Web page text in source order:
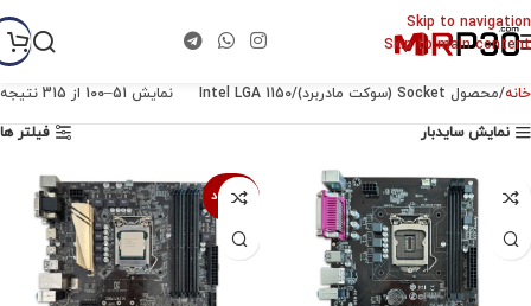
Skip to navigation
Skip to main content
خانه محصول Socket (سوکت مادربرد) Intel LGA 1150 نمایش 51–100 از 315 نتیجه
نمایش سایدبار فیلتر ها
ناموجود